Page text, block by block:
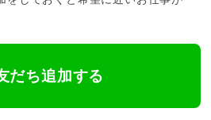
だち追加する